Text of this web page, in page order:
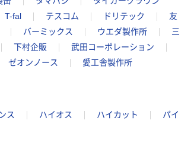
T-fal テスコム ドリテック
友
バーミックス ウエダ製作所
三
下村企販
武田コーポレーション
ゼオンノース 愛工舎製作所
ス ハイオス ハイカット
パイ